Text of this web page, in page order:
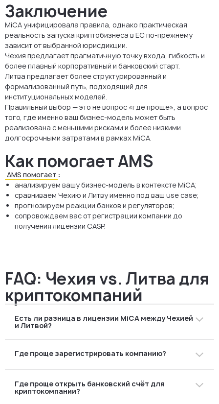
Заключение
MiCA унифицировала правила, однако практическая
реальность запуска криптобизнеса в ЕС по-прежнему
зависит от выбранной юрисдикции.
Чехия предлагает прагматичную точку входа, гибкость и
более плавный корпоративный и банковский старт.
Литва предлагает более структурированный и
формализованный путь, подходящий для
институциональных моделей.
Правильный выбор — это не вопрос «где проще», а вопрос
того, где именно ваш бизнес-модель может быть
реализована с меньшими рисками и более низкими
долгосрочными затратами в рамках MiCA.
Как помогает AMS
AMS помогает :
анализируем вашу бизнес-модель в контексте MiCA;
сравниваем Чехию и Литву именно под ваш use case;
прогнозируем реакции банков и регуляторов;
сопровождаем вас от регистрации компании до
получения лицензии CASP.
FAQ: Чехия vs. Литва для
криптокомпаний
Есть ли разница в лицензии MiCA между Чехией
и Литвой?
CASP по MiCA. Разница заключается не в лицензии, а в
Где проще зарегистрировать компанию?
зарегистрировать полностью удалённо, с
минимальным уставным капиталом и без требований к
Где проще открыть банковский счёт для
криптокомпании?